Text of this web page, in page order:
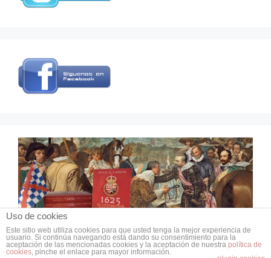
© 2026 Grupo de Estudios de Historia Militar
• Creado conGeneratePress
Uso de cookies
Este sitio web utiliza cookies para que usted tenga la mejor experiencia de
usuario. Si continúa navegando está dando su consentimiento para la
aceptación de las mencionadas cookies y la aceptación de nuestra política de
cookies, pinche el enlace para mayor información.